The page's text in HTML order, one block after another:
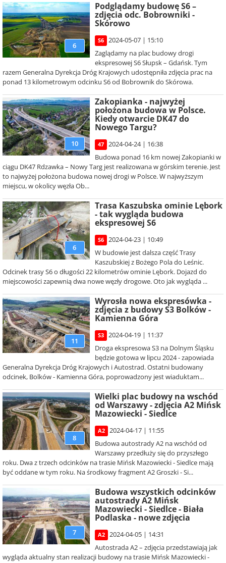
6
Podglądamy budowę S6 –
zdjęcia odc. Bobrowniki -
Skórowo
S6
2024-05-07 | 15:10
Zaglądamy na plac budowy drogi
ekspresowej S6 Słupsk – Gdańsk. Tym
razem Generalna Dyrekcja Dróg Krajowych udostępniła zdjęcia prac na
ponad 13 kilometrowym odcinku S6 od Bobrownik do Skórowa.
10
Zakopianka - najwyżej
położona budowa w Polsce.
Kiedy otwarcie DK47 do
Nowego Targu?
47
2024-04-24 | 16:38
Budowa ponad 16 km nowej Zakopianki w
ciągu DK47 Rdzawka – Nowy Targ jest realizowana w górskim terenie. Jest
to najwyżej położona budowa nowej drogi w Polsce. W najwyższym
miejscu, w okolicy węzła Ob...
6
Trasa Kaszubska ominie Lębork
- tak wygląda budowa
ekspresowej S6
S6
2024-04-23 | 10:49
W budowie jest dalsza część Trasy
Kaszubskiej z Bożego Pola do Leśnic.
Odcinek trasy S6 o długości 22 kilometrów ominie Lębork. Dojazd do
miejscowości zapewnią dwa nowe węzły drogowe. Oto jak wygląda ...
11
Wyrosła nowa ekspresówka -
zdjęcia z budowy S3 Bolków -
Kamienna Góra
S3
2024-04-19 | 11:37
Droga ekspresowa S3 na Dolnym Śląsku
będzie gotowa w lipcu 2024 - zapowiada
Generalna Dyrekcja Dróg Krajowych i Autostrad. Ostatni budowany
odcinek, Bolków - Kamienna Góra, poprowadzony jest wiaduktam...
8
Wielki plac budowy na wschód
od Warszawy - zdjęcia A2 Mińsk
Mazowiecki - Siedlce
A2
2024-04-17 | 11:55
Budowa autostrady A2 na wschód od
Warszawy przedłuży się do przyszłego
roku. Dwa z trzech odcinków na trasie Mińsk Mazowiecki - Siedlce mają
być oddane w tym roku. Na środkowy fragment A2 Groszki - Si...
7
Budowa wszystkich odcinków
autostrady A2 Mińsk
Mazowiecki - Siedlce - Biała
Podlaska - nowe zdjęcia
A2
2024-04-05 | 14:31
Autostrada A2 – zdjęcia przedstawiają jak
wygląda aktualny stan realizacji budowy na trasie Mińsk Mazowiecki -